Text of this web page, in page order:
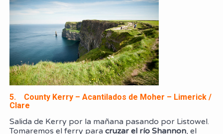
5. County Kerry – Acantilados de Moher – Limerick /
Clare
Salida de Kerry por la mañana pasando por Listowel.
Tomaremos el ferry para cruzar el río Shannon, el